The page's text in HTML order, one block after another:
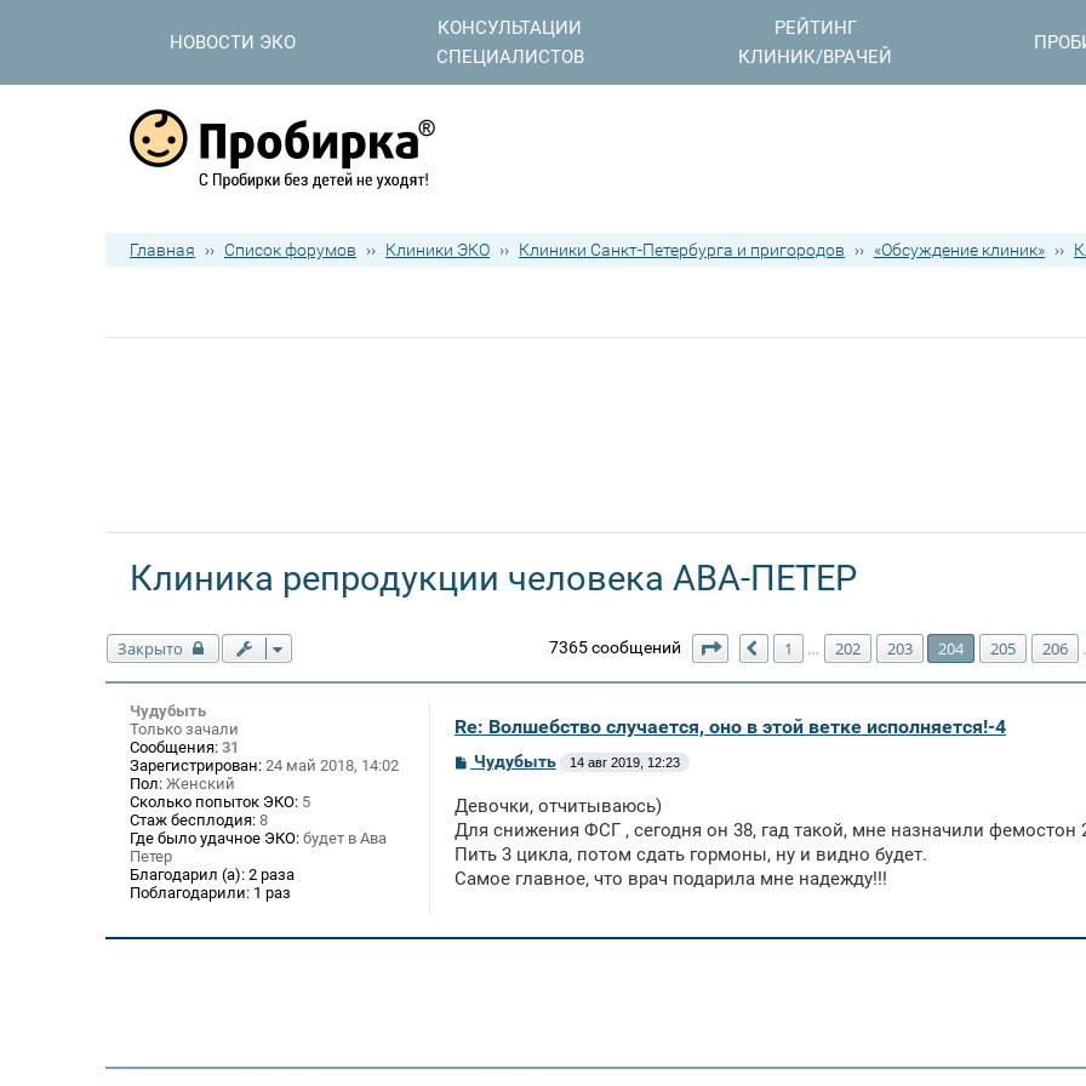
НОВОСТИ ЭКО
КОНСУЛЬТАЦИИ
СПЕЦИАЛИСТОВ
РЕЙТИНГ
КЛИНИК/ВРАЧЕЙ
Главная ›› Список форумов ›› Клиники ЭКО ›› Клиники Санкт-Петербурга и пригородов ›› «Обсуждение клиник» ››
Клиника репродукции человека АВА-ПЕТЕР
Закрыто 7365 сообщений Страница 204 из211
Пред.
1 … 202 203 204 205 206
Чудубыть
Только зачали
Сообщения: 31
Зарегистрирован: 24 май 2018, 14:02
Пол: Женский
Сколько попыток ЭКО: 5
Стаж бесплодия: 8
Где было удачное ЭКО: будет в Ава
Петер
Благодарил (а): 2 раза
Поблагодарили: 1 раз
Re: Волшебство случается, оно в этой ветке исполняется!-4
С
б
щ
н
и
Чудубыть 14 авг 2019, 12:23
Девочки, отчитываюсь)
Для снижения ФСГ , сегодня он 38, гад такой, мне назначили фемостон
Пить 3 цикла, потом сдать гормоны, ну и видно будет.
Самое главное, что врач подарила мне надежду!!!